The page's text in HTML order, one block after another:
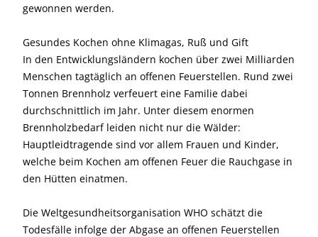
gewonnen werden.
Gesundes Kochen ohne Klimagas, Ruß und Gift
In den Entwicklungsländern kochen über zwei Milliarden
Menschen tagtäglich an offenen Feuerstellen. Rund zwei
Tonnen Brennholz verfeuert eine Familie dabei
durchschnittlich im Jahr. Unter diesem enormen
Brennholzbedarf leiden nicht nur die Wälder:
Hauptleidtragende sind vor allem Frauen und Kinder,
welche beim Kochen am offenen Feuer die Rauchgase in
den Hütten einatmen.
Die Weltgesundheitsorganisation WHO schätzt die
Todesfälle infolge der Abgase an offenen Feuerstellen